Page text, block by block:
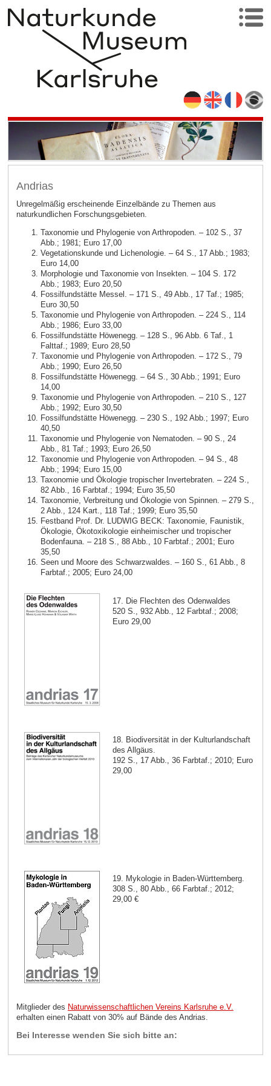
Andrias
Unregelmäßig erscheinende Einzelbände zu Themen aus
naturkundlichen Forschungsgebieten.
Taxonomie und Phylogenie von Arthropoden. – 102 S., 37
Abb.; 1981; Euro 17,00
Vegetationskunde und Lichenologie. – 64 S., 17 Abb.; 1983;
Euro 14,00
Morphologie und Taxonomie von Insekten. – 104 S. 172
Abb.; 1983; Euro 20,50
Fossilfundstätte Messel. – 171 S., 49 Abb., 17 Taf.; 1985;
Euro 30,50
Taxonomie und Phylogenie von Arthropoden. – 224 S., 114
Abb.; 1986; Euro 33,00
Fossilfundstätte Höwenegg. – 128 S., 96 Abb. 6 Taf., 1
Falttaf.; 1989; Euro 28,50
Taxonomie und Phylogenie von Arthropoden. – 172 S., 79
Abb.; 1990; Euro 26,50
Fossilfundstätte Höwenegg. – 64 S., 30 Abb.; 1991; Euro
14,00
Taxonomie und Phylogenie von Arthropoden. – 210 S., 127
Abb.; 1992; Euro 30,50
Fossilfundstätte Höwenegg. – 230 S., 192 Abb.; 1997; Euro
40,50
Taxonomie und Phylogenie von Nematoden. – 90 S., 24
Abb., 81 Taf.; 1993; Euro 26,50
Taxonomie und Phylogenie von Arthropoden. – 94 S., 48
Abb.; 1994; Euro 15,00
Taxonomie und Ökologie tropischer Invertebraten. – 224 S.,
82 Abb., 16 Farbtaf.; 1994; Euro 35,50
Taxonomie, Verbreitung und Ökologie von Spinnen. – 279 S.,
2 Abb., 124 Kart., 118 Taf.; 1999; Euro 35,50
Festband Prof. Dr. LUDWIG BECK: Taxonomie, Faunistik,
Ökologie, Ökotoxikologie einheimischer und tropischer
Bodenfauna. – 218 S., 88 Abb., 10 Farbtaf.; 2001; Euro
35,50
Seen und Moore des Schwarzwaldes. – 160 S., 61 Abb., 8
Farbtaf.; 2005; Euro 24,00
17. Die Flechten des Odenwaldes
520 S., 932 Abb., 12 Farbtaf.; 2008;
Euro 29,00
18. Biodiversität in der Kulturlandschaft
des Allgäus.
192 S., 17 Abb., 36 Farbtaf.; 2010; Euro
29,00
19. Mykologie in Baden-Württemberg.
308 S., 80 Abb., 66 Farbtaf.; 2012;
29,00 €
Mitglieder des Naturwissenschaftlichen Vereins Karlsruhe e.V.
erhalten einen Rabatt von 30% auf Bände des Andrias.
Bei Interesse wenden Sie sich bitte an: